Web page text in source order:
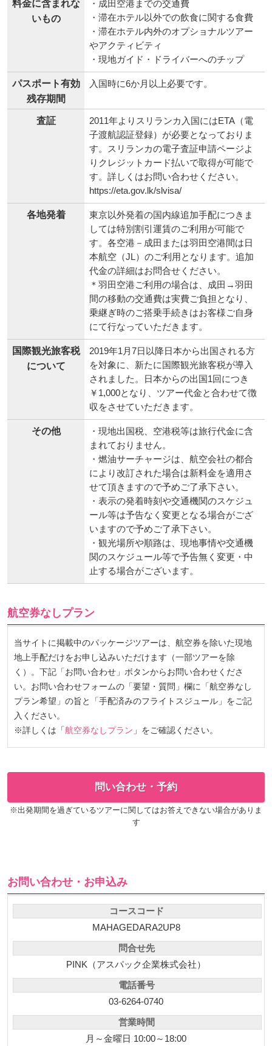
料金に含まれな
いもの
・成田空港までの交通費
・滞在ホテル以外での飲食に関する食費
・滞在ホテル内外のオプショナルツアー
やアクティビティ
・現地ガイド・ドライバーへのチップ
パスポート有効
残存期間
入国時に6か月以上必要です。
査証
2011年よりスリランカ入国にはETA（電
子渡航認証登録）が必要となっておりま
す。スリランカの電子査証申請ページよ
りクレジットカード払いで取得が可能で
す。詳しくはお問い合わせください。
https://eta.gov.lk/slvisa/
各地発着
東京以外発着の国内線追加手配につきま
しては特別割引運賃のご利用が可能で
す。各空港－成田または羽田空港間は日
本航空（JL）のご利用となります。追加
代金の詳細はお問合せください。
＊羽田空港ご利用の場合は、成田→羽田
間の移動の交通費は実費ご負担となり、
乗継ぎ時のご搭乗手続きはお客様ご自身
にて行なっていただきます。
国際観光旅客税
について
2019年1月7日以降日本から出国される方
を対象に、新たに国際観光旅客税が導入
されました。日本からの出国1回につき
￥1,000となり、ツアー代金と合わせて徴
収をさせていただきます。
その他
・現地出国税、空港税等は旅行代金に含
まれておりません。
・燃油サーチャージは、航空会社の都合
により改訂された場合は新料金を適用さ
せて頂きますので予めご了承下さい。
・表示の発着時刻や交通機関のスケジュ
ール等は予告なく変更となる場合がござ
いますので予めご了承下さい。
・観光場所や順路は、現地事情や交通機
関のスケジュール等で予告無く変更・中
止する場合がございます。
航空券なしプラン
当サイトに掲載中のパッケージツアーは、航空券を除いた現地
地上手配だけをお申し込みいただけます（一部ツアーを除
く）。下記「お問い合わせ」ボタンからお問い合わせくださ
い。お問い合わせフォームの「要望・質問」欄に「航空券なし
プラン希望」の旨と「手配済みのフライトスジュール」をご記
入ください。
※詳しくは「航空券なしプラン 」をご確認ください。
問い合わせ・予約
※出発期間を過ぎているツアーに関してはお答えできない場合がありま
す
お問い合わせ・お申込み
コースコード
MAHAGEDARA2UP8
問合せ先
PINK（アスパック企業株式会社）
電話番号
03-6264-0740
営業時間
月～金曜日 10:00～18:00